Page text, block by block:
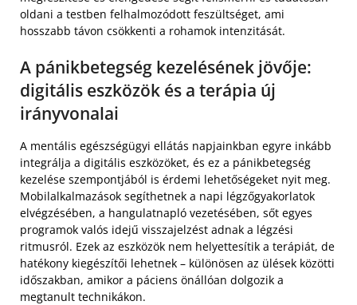
oldani a testben felhalmozódott feszültséget, ami
hosszabb távon csökkenti a rohamok intenzitását.
A pánikbetegség kezelésének jövője:
digitális eszközök és a terápia új
irányvonalai
A mentális egészségügyi ellátás napjainkban egyre inkább
integrálja a digitális eszközöket, és ez a pánikbetegség
kezelése szempontjából is érdemi lehetőségeket nyit meg.
Mobilalkalmazások segíthetnek a napi légzőgyakorlatok
elvégzésében, a hangulatnapló vezetésében, sőt egyes
programok valós idejű visszajelzést adnak a légzési
ritmusról. Ezek az eszközök nem helyettesítik a terápiát, de
hatékony kiegészítői lehetnek – különösen az ülések közötti
időszakban, amikor a páciens önállóan dolgozik a
megtanult technikákon.